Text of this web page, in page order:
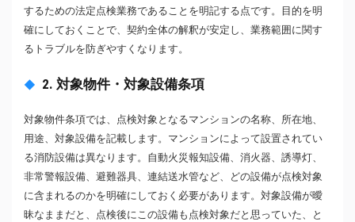
するための法定点検業務であることを明記する点です。目的を明
確にしておくことで、契約全体の解釈が安定し、業務範囲に関す
るトラブルを防ぎやすくなります。
2. 対象物件・対象設備条項
対象物件条項では、点検対象となるマンションの名称、所在地、
用途、対象設備を記載します。マンションによって設置されてい
る消防設備は異なります。自動火災報知設備、消火器、誘導灯、
非常警報設備、避難器具、連結送水管など、どの設備が点検対象
に含まれるのかを明確にしておく必要があります。対象設備が曖
昧なままだと、点検後にこの設備も点検対象だと思っていた、と